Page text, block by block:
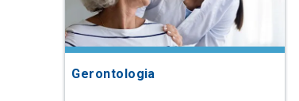
Gerontologia